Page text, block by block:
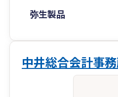
弥生製品
中井総合会計事